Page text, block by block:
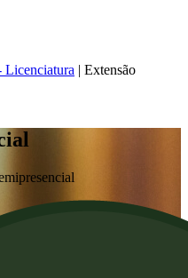
Licenciatura | Extensão